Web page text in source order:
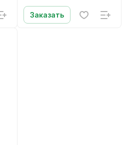
Заказать